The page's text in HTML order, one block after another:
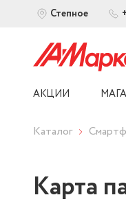
Степное
АКЦИИ
Каталог
Карта